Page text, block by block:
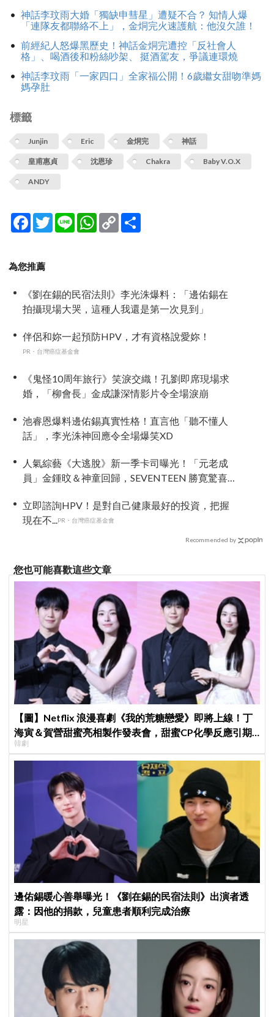
神話李玟雨大婚「獨缺申彗星」遭疑不合？ 知情人爆
「連隊友都聯絡不上」，金烔完火速護航：他沒欠誰！
前經紀人怒爆黑歷史！神話金烔完遭控「反社會人
格」、喝酒後和粉絲吵架、 挺酒駕友，爭議連環燒
神話李玟雨「一家四口」全家福公開！6歲繼女甜吻準媽
媽孕肚
標籤
Junjin Eric 金烔完 神話
皇甫惠貞 沈恩珍 Chakra Baby V.O.X
ANDY
Facebook
TwitterLine WhatsApp
Copy
Link
為您推薦
《劉在錫的民宿法則》李光洙爆料：「邊佑錫在
拍攝現場大哭，這種人我還是第一次見到」
伴侶和妳一起預防HPV，才有資格說愛妳！
PR・台灣癌症基金會
《鬼怪10周年旅行》笑淚交織！孔劉即席現場求
婚，「柳會長」金成謙深情影片令全場淚崩
池睿恩爆料邊佑錫真實性格！直言他「聽不懂人
話」，李光洙神回應令全場爆笑XD
人氣綜藝《大逃脫》新一季卡司曝光！「元老成
員」金鍾旼＆神童回歸，SEVENTEEN 勝寛驚喜
立即諮詢HPV！是對自己健康最好的投資，把握
現在不...PR・台灣癌症基金會
Recommended by
您也可能喜歡這些文章
【圖】Netflix 浪漫喜劇《我的荒糖戀愛》即將上線！丁
海寅＆賀營甜蜜亮相製作發表會，甜蜜CP化學反應引期
待
韓劇
邊佑錫暖心善舉曝光！《劉在錫的民宿法則》出演者透
露：因他的捐款，兒童患者順利完成治療
明星